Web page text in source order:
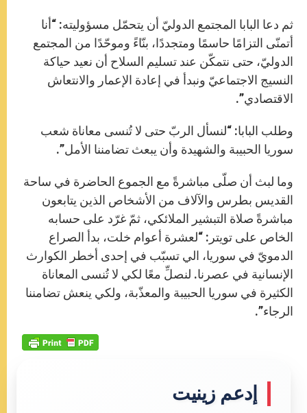
ثم دعا البابا المجتمع الدوليّ أن يتحمّل مسؤوليته: “أنا
أتمنّى التزامًا حاسمًا ومتجددًا، بنّاءً وموحّدًا من المجتمع
الدوليّ، حتى نتمكّن عند تسليم السلاح أن نعيد حياكة
النسيج الاجتماعيّ ونبدأ في إعادة الإعمار والانتعاش
الاقتصادي”.
وطلب البابا: “لنسأل الربّ حتى لا تُنسى معاناة شعب
سوريا الحبيبة والشهيدة وأن يبعث تضامننا الأمل”.
وما لبث أن صلّى مباشرةً مع الجموع الحاضرة في ساحة
القديس بطرس والآلاف من الأشخاص الذين يتابعون
مباشرةً صلاة التبشير الملائكي، ثمّ غرّد على حسابه
الخاص على تويتر: “لعشرة أعوام خلت، بدأ الصراع
الدمويّ في سوريا، الي تسبّب في إحدى أخطر الكوارث
الإنسانية في عصرنا. لنصلِّ معًا لكي لا تُنسى المعاناة
الكثيرة في سوريا الحبيبة والمعذّبة، ولكي ينعش تضامننا
الرجاء”.
إدعم زينيت